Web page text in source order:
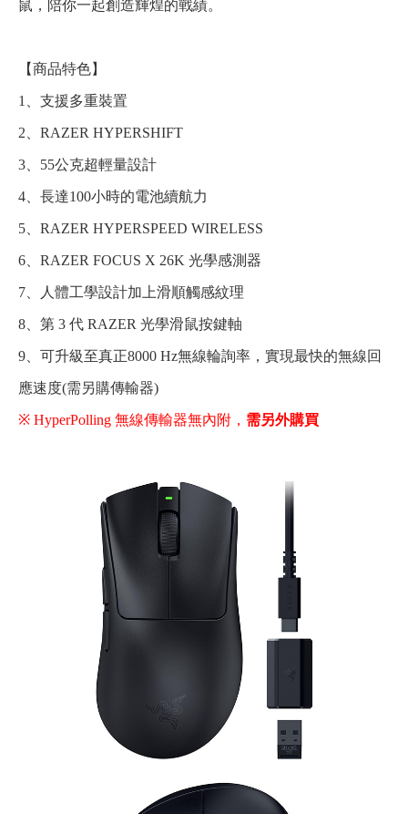
鼠，陪你一起創造輝煌的戰績。
【商品特色】
1、支援多重裝置
2、RAZER HYPERSHIFT
3、55公克超輕量設計
4、長達100小時的電池續航力
5、RAZER HYPERSPEED WIRELESS
6、RAZER FOCUS X 26K 光學感測器
7、人體工學設計加上滑順觸感紋理
8、第 3 代 RAZER 光學滑鼠按鍵軸
9、可升級至真正8000 Hz無線輪詢率，實現最快的無線回
應速度(需另購傳輸器)
※ HyperPolling 無線傳輸器無內附， 需另外購買